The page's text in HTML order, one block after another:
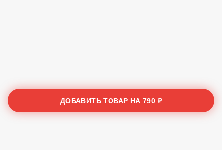
ДОБАВИТЬ ТОВАР НА790 ₽